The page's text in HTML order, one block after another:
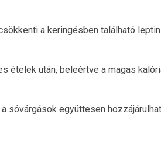
a keringésben található
ételek után, beleértve a magas
együttesen